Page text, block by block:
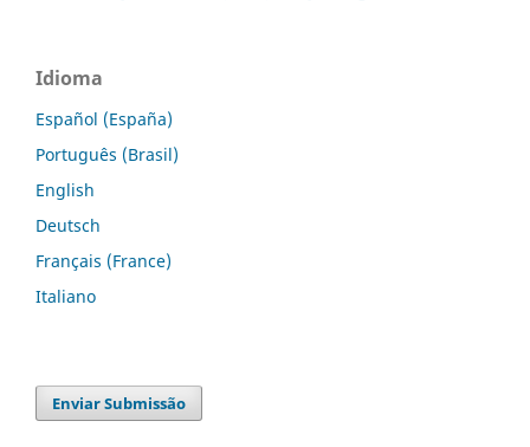
Idioma
Español (España)
Português (Brasil)
English
Deutsch
Français (France)
Italiano
Enviar Submissão